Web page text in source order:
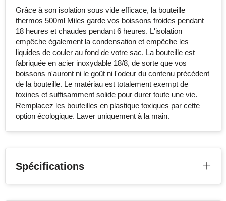
3
4 5
En bas de l'article (25 x 80 mm)
Non imprimé
1
2
3
4 5
Arriere haut article (25 x 80 mm)
Non imprimé
1
2
3
4 5
3
4
Grâce à son isolation sous vide efficace, la bouteille
thermos 500ml Miles garde vos boissons froides pendant
18 heures et chaudes pendant 6 heures. L'isolation
empêche également la condensation et empêche les
liquides de couler au fond de votre sac. La bouteille est
fabriquée en acier inoxydable 18/8, de sorte que vos
boissons n'auront ni le goût ni l'odeur du contenu précédent
de la bouteille. Le matériau est totalement exempt de
toxines et suffisamment solide pour durer toute une vie.
Remplacez les bouteilles en plastique toxiques par cette
option écologique. Laver uniquement à la main.
Spécifications